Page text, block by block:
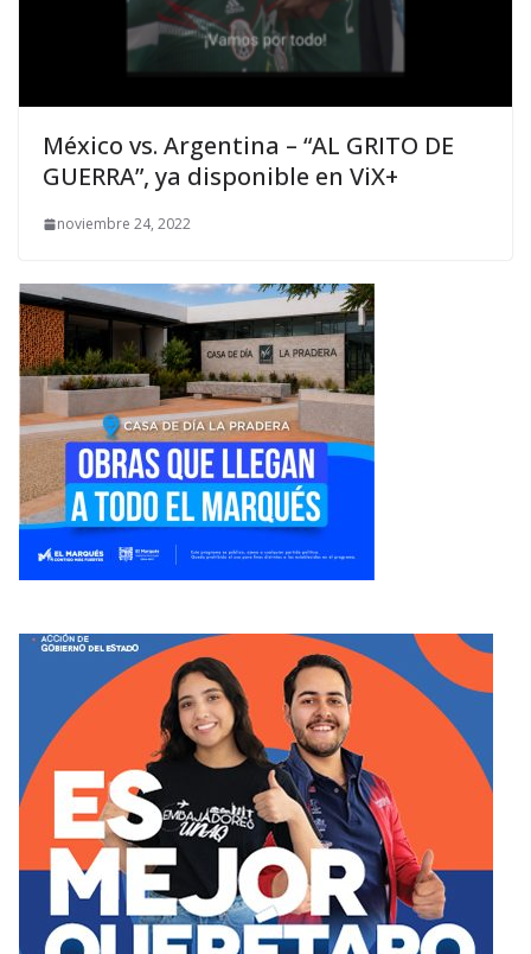
México vs. Argentina – “AL GRITO DE
GUERRA”, ya disponible en ViX+
noviembre 24, 2022